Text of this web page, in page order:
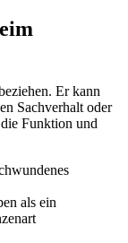
Er kann
Sachverhalt oder
Funktion und
als ein